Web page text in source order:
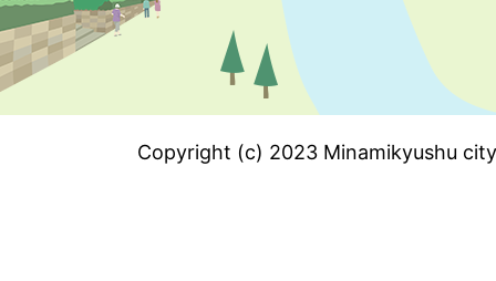
Copyright (c) 2023 Minamikyushu